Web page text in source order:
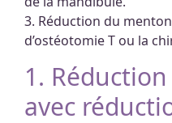
3. Réduction du
d’ostéotomie T ou la
1.
avec